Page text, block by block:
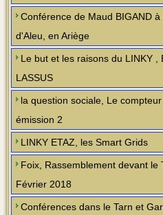
Conférence de Maud BIGAND à
d'Aleu, en Ariège
Le but et les raisons du LINKY ,
LASSUS
la question sociale, Le compteur
émission 2
LINKY ETAZ, les Smart Grids
Foix, Rassemblement devant le
Février 2018
Conférences dans le Tarn et